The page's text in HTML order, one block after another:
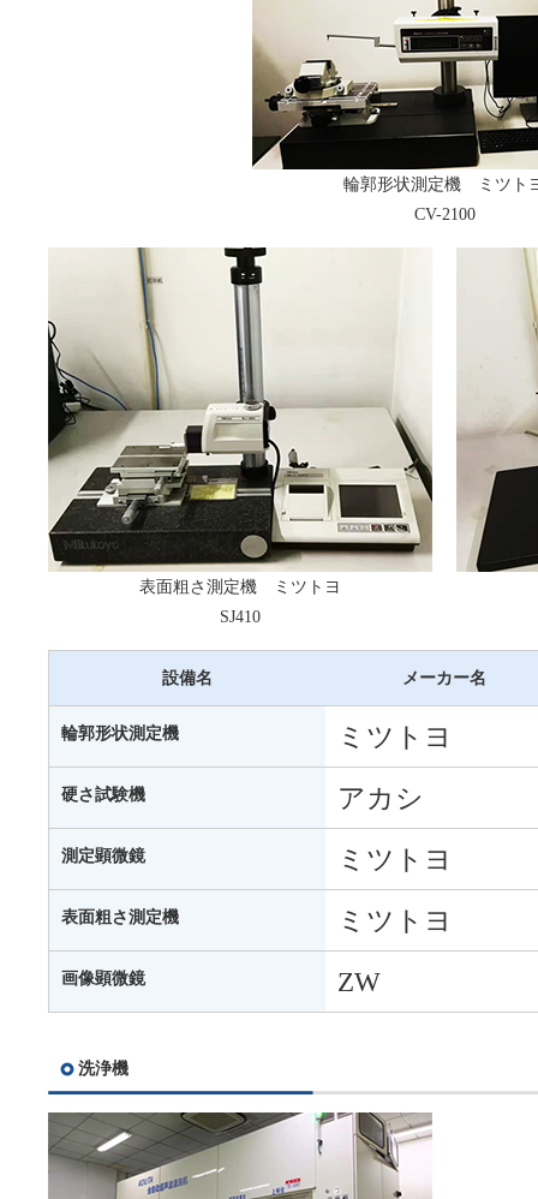
輪郭形状測定機 ミツト
CV-2100
表面粗さ測定機 ミツトヨ
SJ410
設備名 メーカー名
輪郭形状測定機 ミツトヨ
硬さ試験機 アカシ
測定顕微鏡 ミツトヨ
表面粗さ測定機 ミツトヨ
画像顕微鏡 ZW
洗浄機